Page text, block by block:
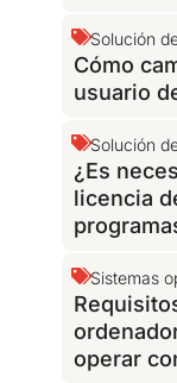
Solución
Cómo
usuario
Solución
¿Es
licencia
Sistemas
operar